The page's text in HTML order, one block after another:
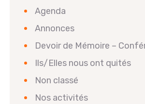
Agenda
Annonces
Devoir de Mémoire –
Ils/Elles nous ont quités
Non classé
Nos activités